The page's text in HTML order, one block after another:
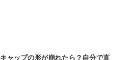
キャップの形が崩れたら？自分で直